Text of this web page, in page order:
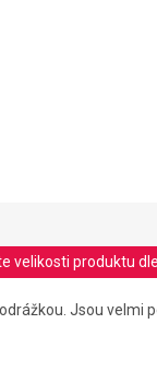
velikosti produktu
Jsou velmi